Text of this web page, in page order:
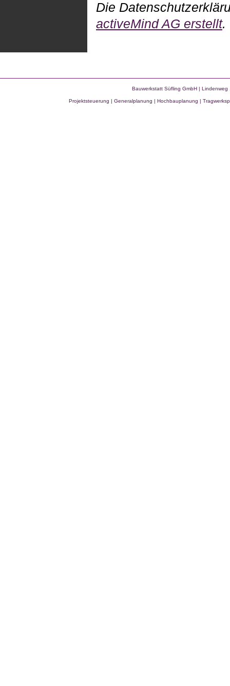
Die
activeMind AG erstellt.
Bauwerkstatt Süfling GmbH | Lindenweg
Projektsteuerung | Generalplanung | Hochbauplanung |